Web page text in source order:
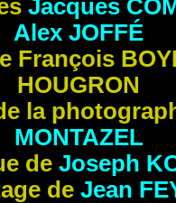
Jacques
Alex JOFFÉ
François
HOUGRON
la
MONTAZEL
de Joseph
de Jean